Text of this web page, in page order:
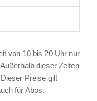
von 10 bis 20 Uhr nur
dieser Zeiten
Preise gilt
für Abos.